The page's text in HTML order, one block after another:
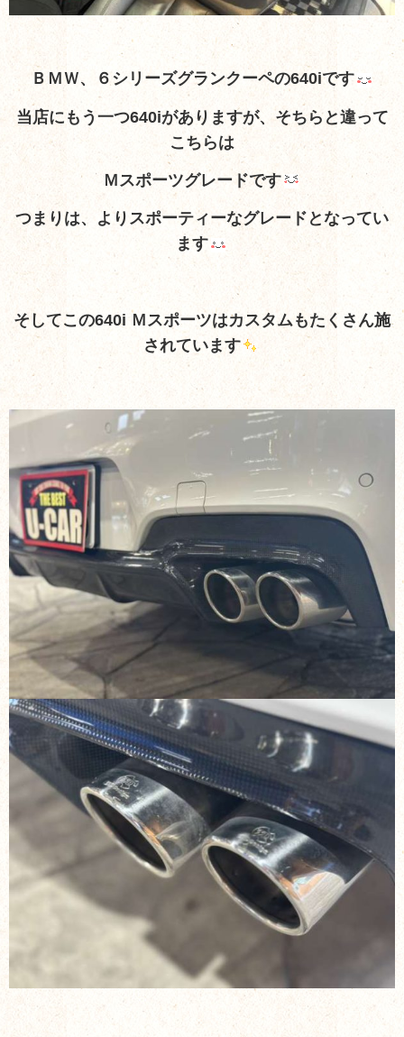
ＢＭＷ、６シリーズグランクーペの640iです
当店にもう一つ640iがありますが、そちらと違って
こちらは
Ｍスポーツグレードです
つまりは、よりスポーティーなグレードとなってい
ます
そしてこの640i Ｍスポーツはカスタムもたくさん施
されています